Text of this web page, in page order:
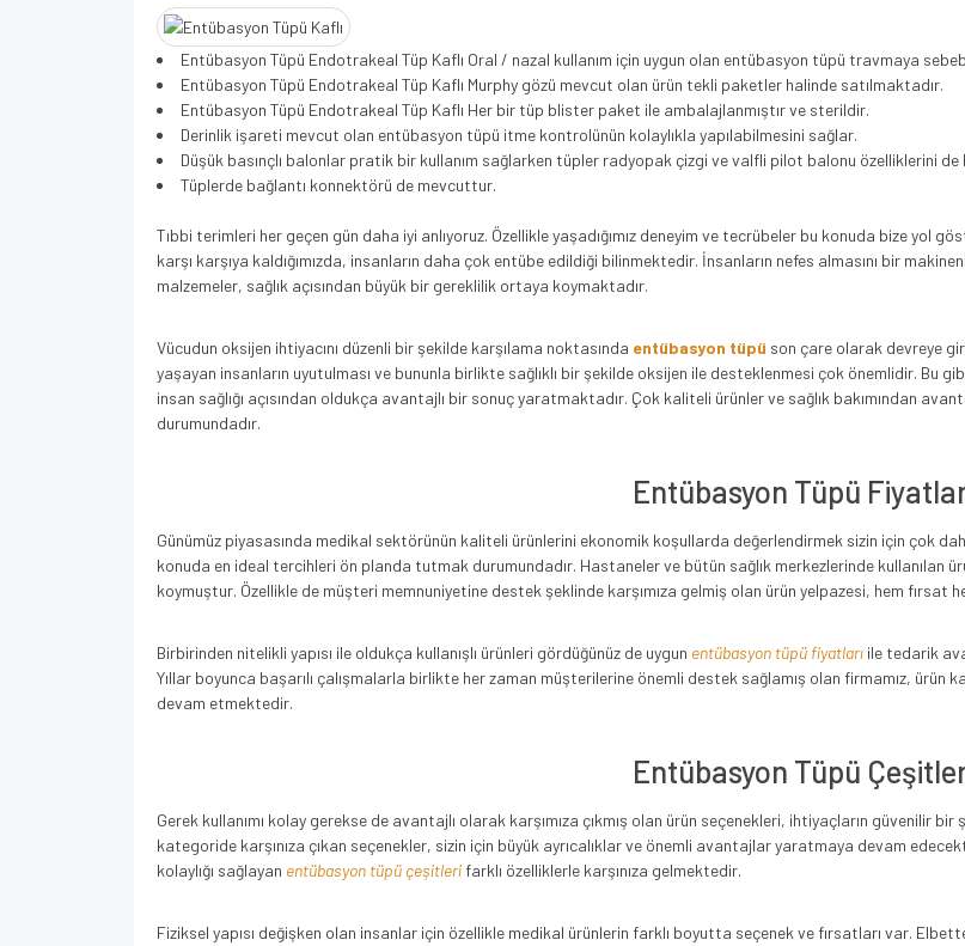
Entübasyon Tüpü Endotrakeal Tüp Kaflı Oral / nazal kullanım için uygun olan entübasyon tüpü travmaya
Entübasyon Tüpü Endotrakeal Tüp Kaflı Murphy gözü mevcut olan ürün tekli paketler halinde satılmaktadır.
Entübasyon Tüpü Endotrakeal Tüp Kaflı Her bir tüp blister paket ile ambalajlanmıştır ve sterildir.
Derinlik işareti mevcut olan entübasyon tüpü itme kontrolünün kolaylıkla yapılabilmesini sağlar.
Düşük basınçlı balonlar pratik bir kullanım sağlarken tüpler radyopak çizgi ve valfli pilot balonu özelliklerini de
Tüplerde bağlantı konnektörü de mevcuttur.
Tıbbi terimleri her geçen gün daha iyi anlıyoruz. Özellikle yaşadığımız deneyim ve tecrübeler bu konuda bize yol
karşı karşıya kaldığımızda, insanların daha çok entübe edildiği bilinmektedir. İnsanların nefes almasını bir
malzemeler, sağlık açısından büyük bir gereklilik ortaya koymaktadır.
Vücudun oksijen ihtiyacını düzenli bir şekilde karşılama noktasında entübasyon tüpü son çare olarak devreye
yaşayan insanların uyutulması ve bununla birlikte sağlıklı bir şekilde oksijen ile desteklenmesi çok önemlidir. Bu
insan sağlığı açısından oldukça avantajlı bir sonuç yaratmaktadır. Çok kaliteli ürünler ve sağlık bakımından
durumundadır.
Entübasyon Tüpü
Günümüz piyasasında medikal sektörünün kaliteli ürünlerini ekonomik koşullarda değerlendirmek sizin için çok
konuda en ideal tercihleri ön planda tutmak durumundadır. Hastaneler ve bütün sağlık merkezlerinde kullanılan
koymuştur. Özellikle de müşteri memnuniyetine destek şeklinde karşımıza gelmiş olan ürün yelpazesi, hem
Birbirinden nitelikli yapısı ile oldukça kullanışlı ürünleri gördüğünüz de uygun entübasyon tüpü fiyatları ile tedarik
Yıllar boyunca başarılı çalışmalarla birlikte her zaman müşterilerine önemli destek sağlamış olan firmamız,
devam etmektedir.
Entübasyon Tüpü
Gerek kullanımı kolay gerekse de avantajlı olarak karşımıza çıkmış olan ürün seçenekleri, ihtiyaçların güvenilir
kategoride karşınıza çıkan seçenekler, sizin için büyük ayrıcalıklar ve önemli avantajlar yaratmaya devam
kolaylığı sağlayan entübasyon tüpü çeşitleri farklı özelliklerle karşınıza gelmektedir.
Fiziksel yapısı değişken olan insanlar için özellikle medikal ürünlerin farklı boyutta seçenek ve fırsatları var.